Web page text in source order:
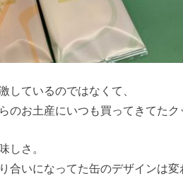
しているのではなくて、
のお土産にいつも買ってきてたク
しさ。
合いになってた缶のデザインは変